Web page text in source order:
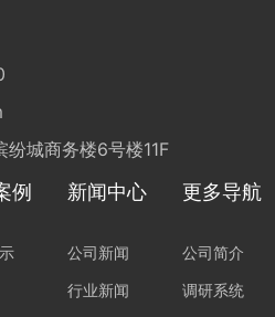
纷城商务楼6号楼11F
例 新闻中心
公司新闻
行业新闻
更多导航
公司简介
调研系统